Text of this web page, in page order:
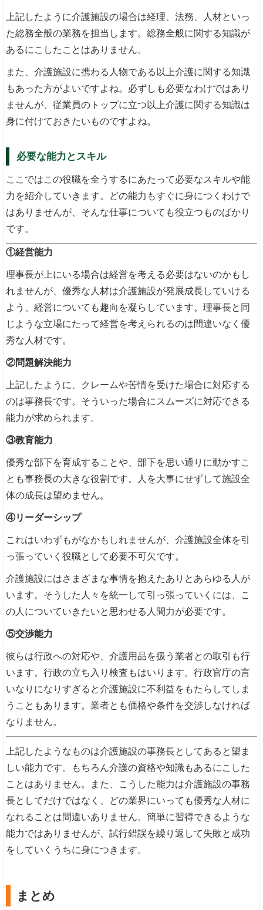
上記したように介護施設の場合は経理、法務、人材といっ
た総務全般の業務を担当します。総務全般に関する知識が
あるにこしたことはありません。
また、介護施設に携わる人物である以上介護に関する知識
もあった方がよいですよね。必ずしも必要なわけではあり
ませんが、従業員のトップに立つ以上介護に関する知識は
身に付けておきたいものですよね。
必要な能力とスキル
ここではこの役職を全うするにあたって必要なスキルや能
力を紹介していきます。どの能力もすぐに身につくわけで
はありませんが、そんな仕事についても役立つものばかり
です。
①経営能力
理事長が上にいる場合は経営を考える必要はないのかもし
れませんが、優秀な人材は介護施設が発展成長していける
よう、経営についても趣向を凝らしています。理事長と同
じような立場にたって経営を考えられるのは間違いなく優
秀な人材です。
②問題解決能力
上記したように、クレームや苦情を受けた場合に対応する
のは事務長です。そういった場合にスムーズに対応できる
能力が求められます。
③教育能力
優秀な部下を育成することや、部下を思い通りに動かすこ
とも事務長の大きな役割です。人を大事にせずして施設全
体の成長は望めません。
④リーダーシップ
これはいわずもがなかもしれませんが、介護施設全体を引
っ張っていく役職として必要不可欠です。
介護施設にはさまざまな事情を抱えたありとあらゆる人が
います。そうした人々を統一して引っ張っていくには、こ
の人についていきたいと思わせる人間力が必要です。
⑤交渉能力
彼らは行政への対応や、介護用品を扱う業者との取引も行
います。行政の立ち入り検査もはいります。行政官庁の言
いなりになりすぎると介護施設に不利益をもたらしてしま
うこともあります。業者とも価格や条件を交渉しなければ
なりません。
上記したようなものは介護施設の事務長としてあると望ま
しい能力です。もちろん介護の資格や知識もあるにこした
ことはありません。また、こうした能力は介護施設の事務
長としてだけではなく、どの業界にいっても優秀な人材に
なれることは間違いありません。簡単に習得できるような
能力ではありませんが、試行錯誤を繰り返して失敗と成功
をしていくうちに身につきます。
まとめ